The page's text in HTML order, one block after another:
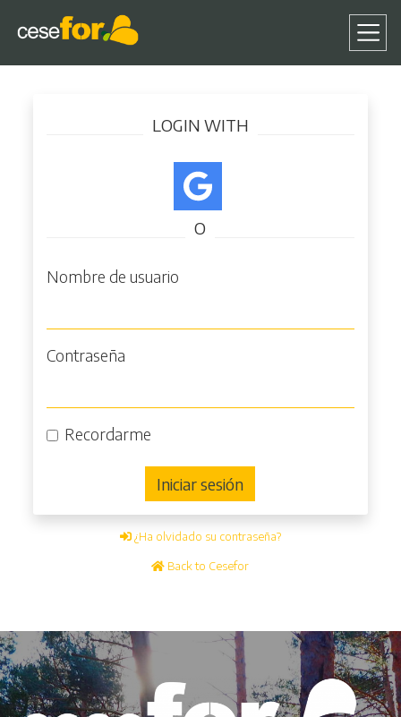
contenido
LOGIN WITH
O
Nombre de usuario
Contraseña
Recordarme
Iniciar sesión
¿Ha olvidado su contraseña?
Back to Cesefor